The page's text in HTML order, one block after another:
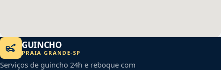
GUINCHO
PRAIA GRANDE-SP
Serviços de guincho 24h e reboque com